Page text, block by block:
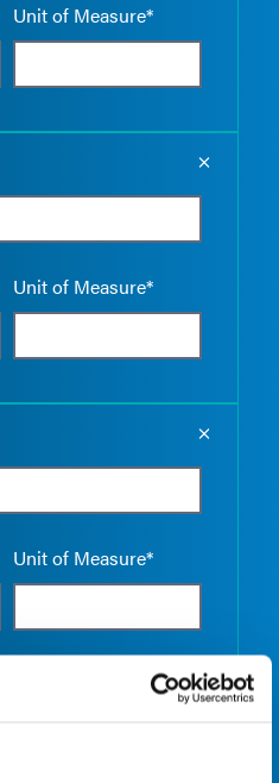
Unit of Measure*
Unit of Measure*
Unit of Measure*
Empty